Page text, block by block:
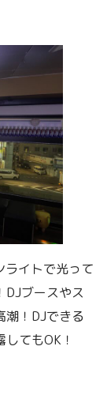
ライトで光って
DJブースやス
潮！DJできる
てもOK！